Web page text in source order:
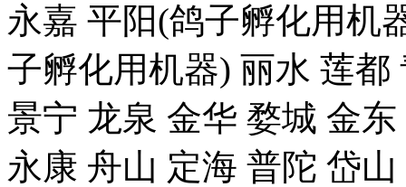
永嘉 平阳(鸽子孵化用机
子孵化用机器) 丽水 莲都
景宁 龙泉 金华 婺城 金
永康 舟山 定海 普陀 岱